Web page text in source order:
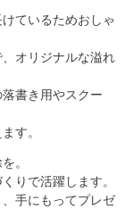
ているためおしゃ
オリジナルな溢れ
書き用やスクー
す。
。
りで活躍します。
手にもってプレゼ